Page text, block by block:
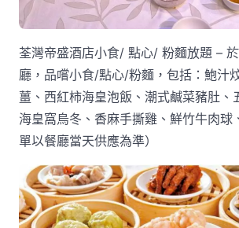
荃灣帝盛酒店小食/ 點心/ 粉麵放題 –
廳，品嚐小食/點心/粉麵，包括：鮑汁
薑、西紅柿海皇泡飯、潮式鹹菜豬肚、
海皇窩烏冬、香麻手撕雞、鮮竹牛肉球
單以餐廳當天供應為準）